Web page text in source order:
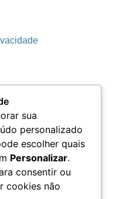
sua
personalizado
escolher quais
Personalizar.
consentir ou
cookies não